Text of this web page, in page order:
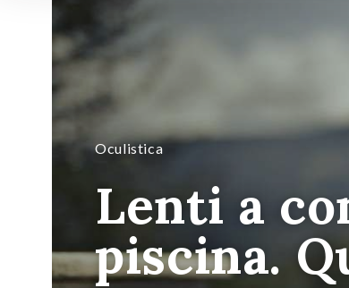
Oculistica
Lenti a
piscina.